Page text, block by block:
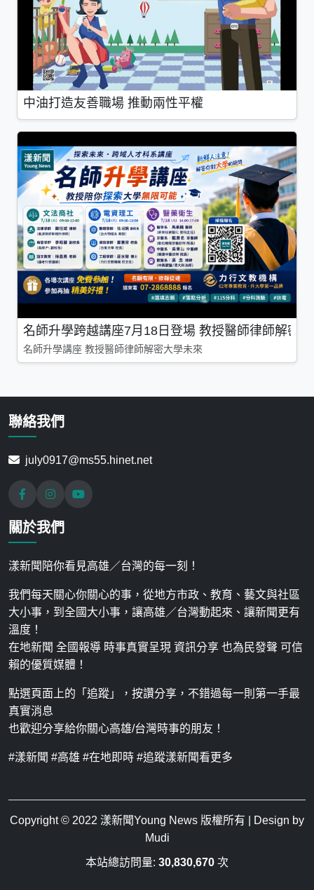
中油打造友善職場 推動兩性平權
名師升學跨越講座7月18日登場 教授醫師律師解密
名師升學講座 教授醫師律師解密大學未來
聯絡我們
july0917@ms55.hinet.net
關於我們
漾新聞陪你看見高雄／台灣的每一刻！
我們每天關心你關心的事，從地方市政、教育、藝文與社區
大小事，到全國大小事，讓高雄／台灣動起來、讓新聞更有
溫度！
在地新聞 全國報導 時事真實呈現 資訊分享 也為民發聲 可信
賴的優質媒體！
點選頁面上的「追蹤」，按讚分享，不錯過每一則第一手最
真實消息
也歡迎分享給你關心高雄/台灣時事的朋友！
#漾新聞 #高雄 #在地即時 #追蹤漾新聞看更多
Copyright © 2022 漾新聞Young News 版權所有 | Design by
Mudi
本站總訪問量: 30,830,670 次